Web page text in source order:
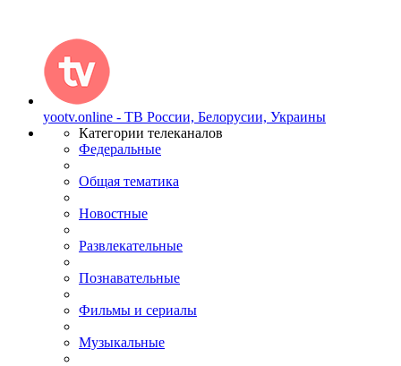
yootv.online - ТВ России, Белорусии, Украины
Категории телеканалов
Федеральные
Общая тематика
Новостные
Развлекательные
Познавательные
Фильмы и сериалы
Музыкальные